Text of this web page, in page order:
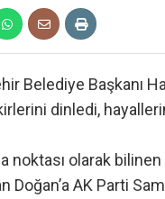
Belediye Başkanı
dinledi,
noktası olarak
Doğan’a AK Parti